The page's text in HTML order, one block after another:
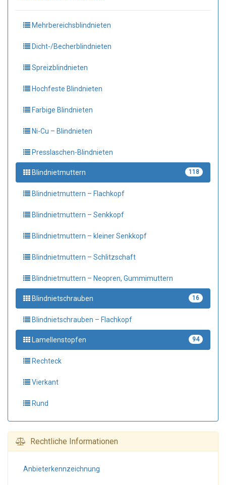
Mehrbereichsblindnieten
Dicht-/Becherblindnieten
Spreizblindnieten
Hochfeste Blindnieten
Farbige Blindnieten
Ni-Cu – Blindnieten
Presslaschen-Blindnieten
Blindnietmuttern 118
Blindnietmuttern – Flachkopf
Blindnietmuttern – Senkkopf
Blindnietmuttern – kleiner Senkkopf
Blindnietmuttern – Schlitzschaft
Blindnietmuttern – Neopren, Gummimuttern
Blindnietschrauben 16
Blindnietschrauben – Flachkopf
Lamellenstopfen 94
Rechteck
Vierkant
Rund
Rechtliche Informationen
Anbieter­kennzeichnung